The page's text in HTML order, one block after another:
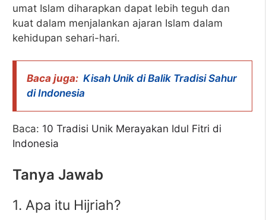
umat Islam diharapkan dapat lebih teguh dan
kuat dalam menjalankan ajaran Islam dalam
kehidupan sehari-hari.
Baca juga: Kisah Unik di Balik Tradisi Sahur
di Indonesia
Baca: 10 Tradisi Unik Merayakan Idul Fitri di
Indonesia
Tanya Jawab
1. Apa itu Hijriah?